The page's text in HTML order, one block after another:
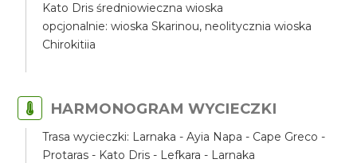
Kato Dris średniowieczna wioska
opcjonalnie: wioska Skarinou, neolitycznia wioska
Chirokitiia
HARMONOGRAM WYCIECZKI
Trasa wycieczki: Larnaka - Ayia Napa - Cape Greco -
Protaras - Kato Dris - Lefkara - Larnaka